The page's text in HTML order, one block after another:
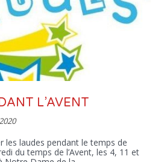
L’AVENT
les laudes pendant le temps de
du temps de l’Avent, les 4, 11 et